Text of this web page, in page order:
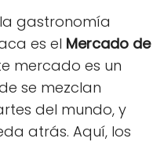
gastronomía
es el Mercado de
mercado es un
se mezclan
del mundo, y
atrás. Aquí, los